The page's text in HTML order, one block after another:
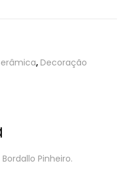
, Decoração
Pinheiro.